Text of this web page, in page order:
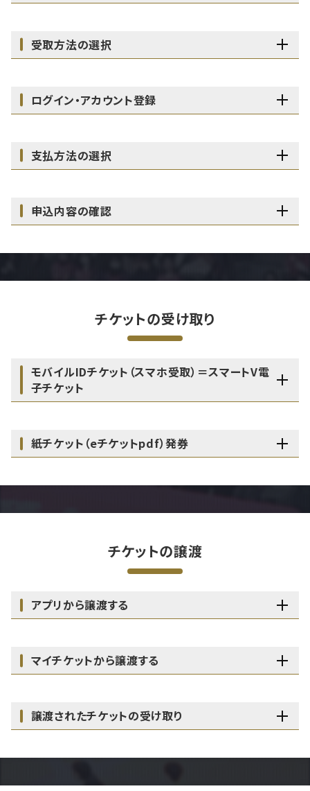
受取方法の選択
ログイン・アカウント登録
支払方法の選択
申込内容の確認
チケットの受け取り
モバイルIDチケット（スマホ受取）＝スマートV電
子チケット
紙チケット（eチケットpdf）発券
チケットの譲渡
アプリから譲渡する
マイチケットから譲渡する
譲渡されたチケットの受け取り